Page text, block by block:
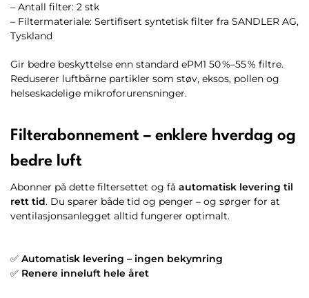
– Antall filter: 2 stk
– Filtermateriale: Sertifisert syntetisk filter fra SANDLER AG,
Tyskland
Gir bedre beskyttelse enn standard ePM1 50 %–55 % filtre.
Reduserer luftbårne partikler som støv, eksos, pollen og
helseskadelige mikroforurensninger.
Filterabonnement – enklere hverdag og
bedre luft
Abonner på dette filtersettet og få automatisk levering til
rett tid. Du sparer både tid og penger – og sørger for at
ventilasjonsanlegget alltid fungerer optimalt.
✅ Automatisk levering – ingen bekymring
✅ Renere inneluft hele året